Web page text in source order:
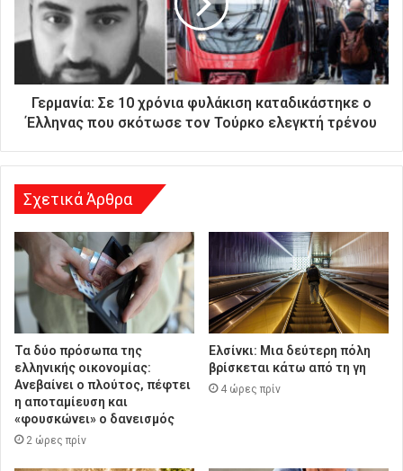
δ
ν
Γερμανία: Σε 10 χρόνια φυλάκιση καταδικάστηκε ο
Έλληνας που σκότωσε τον Τούρκο ελεγκτή τρένου
Σχετικά Άρθρα
Τα δύο πρόσωπα της
ελληνικής οικονομίας:
Aνεβαίνει ο πλούτος, πέφτει
η αποταμίευση και
«φουσκώνει» ο δανεισμός
2 ώρες πρίν
Ελσίνκι: Mια δεύτερη πόλη
βρίσκεται κάτω από τη γη
4 ώρες πρίν